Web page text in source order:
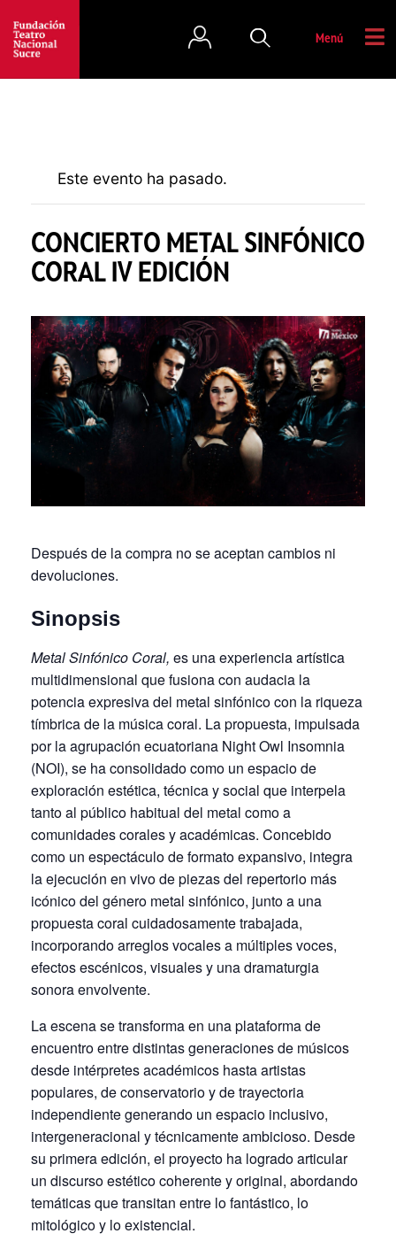
Menú
Este evento ha pasado.
CONCIERTO METAL SINFÓNICO
CORAL IV EDICIÓN
Después de la compra no se aceptan cambios ni
devoluciones.
Sinopsis
Metal Sinfónico Coral, es una experiencia artística
multidimensional que fusiona con audacia la
potencia expresiva del metal sinfónico con la riqueza
tímbrica de la música coral. La propuesta, impulsada
por la agrupación ecuatoriana Night Owl Insomnia
(NOI), se ha consolidado como un espacio de
exploración estética, técnica y social que interpela
tanto al público habitual del metal como a
comunidades corales y académicas. Concebido
como un espectáculo de formato expansivo, integra
la ejecución en vivo de piezas del repertorio más
icónico del género metal sinfónico, junto a una
propuesta coral cuidadosamente trabajada,
incorporando arreglos vocales a múltiples voces,
efectos escénicos, visuales y una dramaturgia
sonora envolvente.
La escena se transforma en una plataforma de
encuentro entre distintas generaciones de músicos
desde intérpretes académicos hasta artistas
populares, de conservatorio y de trayectoria
independiente generando un espacio inclusivo,
intergeneracional y técnicamente ambicioso. Desde
su primera edición, el proyecto ha logrado articular
un discurso estético coherente y original, abordando
temáticas que transitan entre lo fantástico, lo
mitológico y lo existencial.